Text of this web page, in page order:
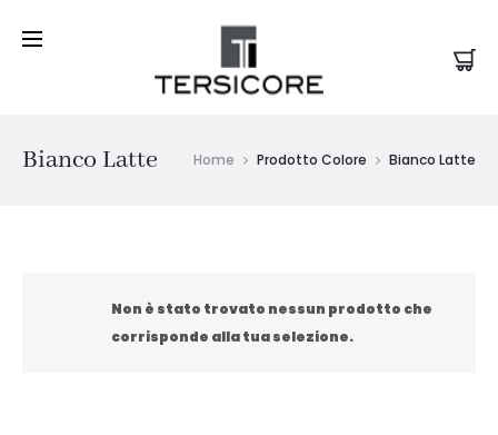
Bianco Latte Home Prodotto Colore Bianco Latte
Non è stato trovato nessun prodotto che
corrisponde alla tua selezione.